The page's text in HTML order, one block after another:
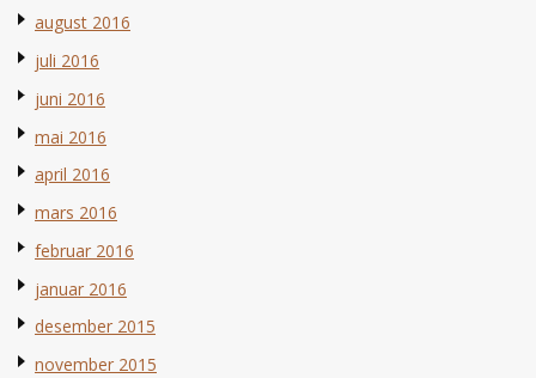
august 2016
juli 2016
juni 2016
mai 2016
april 2016
mars 2016
februar 2016
januar 2016
desember 2015
november 2015